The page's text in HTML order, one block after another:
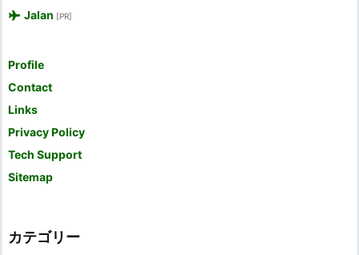
Jalan [PR]
Profile
Contact
Links
Privacy Policy
Tech Support
Sitemap
カテゴリー